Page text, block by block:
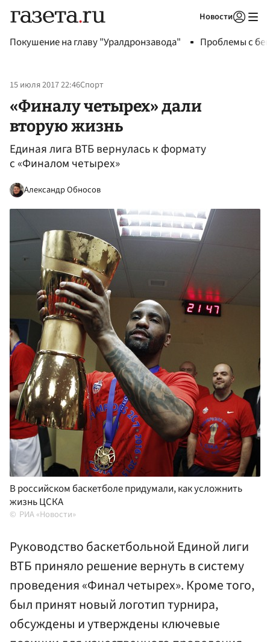
Новости
Покушение на главу "Уралдронзавода" Проблемы с
15 июля 2017 22:46Спорт
«Финалу четырех» дали
вторую жизнь
Единая лига ВТБ вернулась к формату
с «Финалом четырех»
Александр Обносов
В российском баскетболе придумали, как усложнить
жизнь ЦСКА
РИА «Новости»
Руководство баскетбольной Единой лиги
ВТБ приняло решение вернуть в систему
проведения «Финал четырех». Кроме того,
был принят новый логотип турнира,
обсуждены и утверждены ключевые